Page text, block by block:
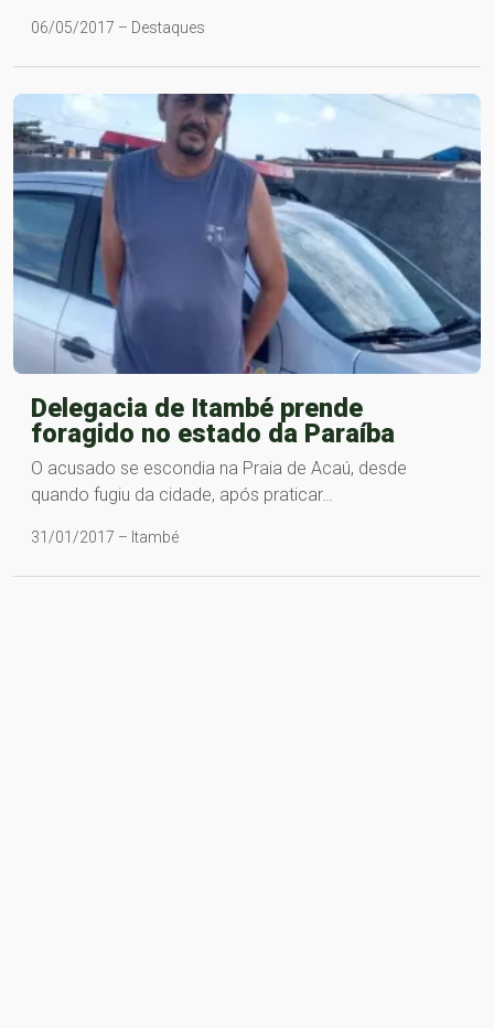
06/05/2017 – Destaques
Delegacia de Itambé prende
foragido no estado da Paraíba
O acusado se escondia na Praia de Acaú, desde
quando fugiu da cidade, após praticar…
31/01/2017 – Itambé